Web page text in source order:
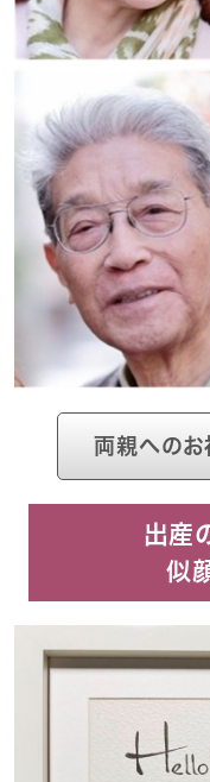
両親への
出産
似